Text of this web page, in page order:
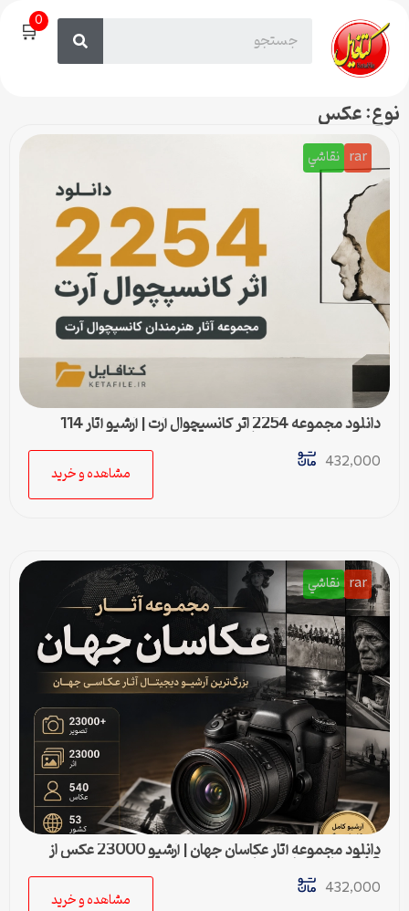
🛒0
نوع: عکس
rar نقاشي
دانلود مجموعه 2254 اثر کانسپچوال آرت | آرشیو آثار 114
هنرمند برجسته هنر مفهومی
432,000
مشاهده و خرید
rar نقاشي
دانلود مجموعه آثار عکاسان جهان | آرشیو 23000 عکس از
540 عکاس مطرح دنیا
432,000
مشاهده و خرید